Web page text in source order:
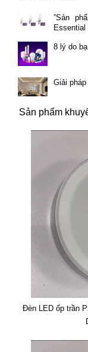
”Sản
8 lý do
Giải
Sản phẩm
Đèn LED ốp trần